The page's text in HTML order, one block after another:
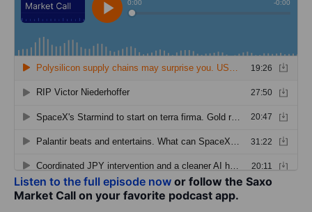
Listen to the full episode now or follow the Saxo
Market Call on your favorite podcast app.